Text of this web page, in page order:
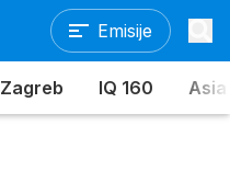
Emisije
IQ 160